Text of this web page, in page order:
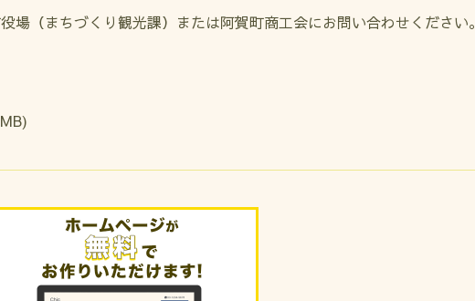
（まちづくり観光課）または阿賀町商工会にお問い合わせください。